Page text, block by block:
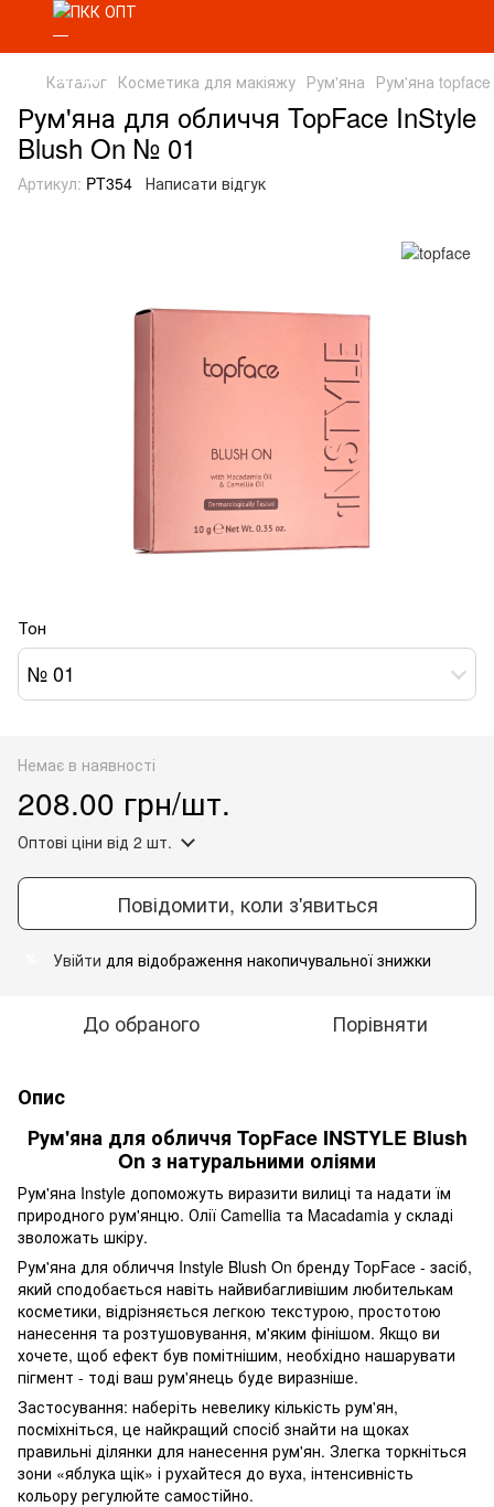
Каталог Косметика для макіяжу Рум'яна Рум'яна topface
Рум'яна для обличчя TopFace InStyle
Blush On № 01
Артикул: PT354 Написати відгук
Тон
№ 01
Немає в наявності
208.00 грн/шт.
Оптові ціни від 2 шт.
Повідомити, коли з'явиться
Увійти для відображення накопичувальної знижки
До обраного Порівняти
Опис
Рум'яна для обличчя TopFace INSTYLE Blush
On з натуральними оліями
Рум'яна Instyle допоможуть виразити вилиці та надати їм
природного рум'янцю. Олії Camellia та Macadamia у складі
зволожать шкіру.
Рум'яна для обличчя Instyle Blush On бренду TopFace - засіб,
який сподобається навіть найвибагливішим любителькам
косметики, відрізняється легкою текстурою, простотою
нанесення та розтушовування, м'яким фінішом. Якщо ви
хочете, щоб ефект був помітнішим, необхідно нашарувати
пігмент - тоді ваш рум'янець буде виразніше.
Застосування: наберіть невелику кількість рум'ян,
посміхніться, це найкращий спосіб знайти на щоках
правильні ділянки для нанесення рум'ян. Злегка торкніться
зони «яблука щік» і рухайтеся до вуха, інтенсивність
кольору регулюйте самостійно.